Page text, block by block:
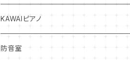
クラリネット
クラリネット
サックス
リガチャー
リード
ヴィオラ
ヴァイオリン
ヴィオラ
弦
ヴァイオリン
松脂
打楽器中古本体
マレット
インディアン・フルート
オカリナ
KAWAIピアノ
アップライトピアノ
防音室